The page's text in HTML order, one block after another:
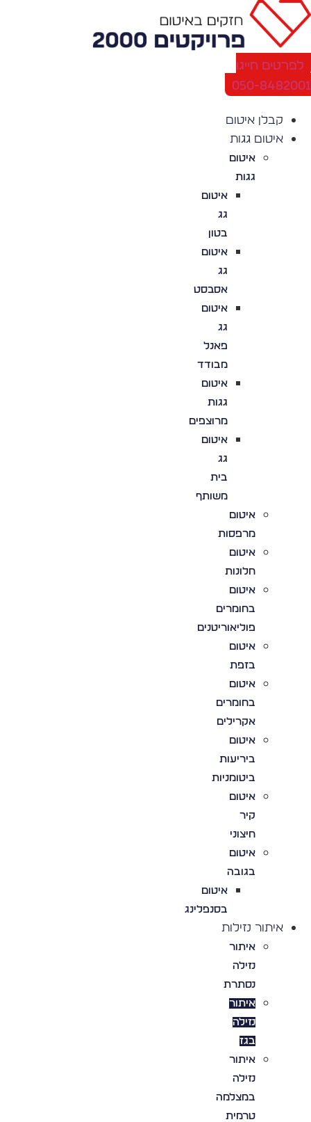
לפרטים חייגו
050-
קבלן איטום
איטום גגות
איטום
גגות
איטום
גג
בטון
איטום
גג
אסבסט
איטום
גג
פאנל
מבודד
איטום
גגות
מרוצפים
איטום
גג
בית
משותף
איטום
מרפסות
איטום
חלונות
איטום
בחומרים
פוליאוריטנים
איטום
בזפת
איטום
בחומרים
אקרילים
איטום
ביריעות
ביטומניות
איטום
קיר
חיצוני
איטום
בגובה
איטום
בסנפלינג
איתור נזילות
איתור
נזילה
נסתרת
איתור
נזילה
בגז
איתור
נזילה
במצלמה
טרמית